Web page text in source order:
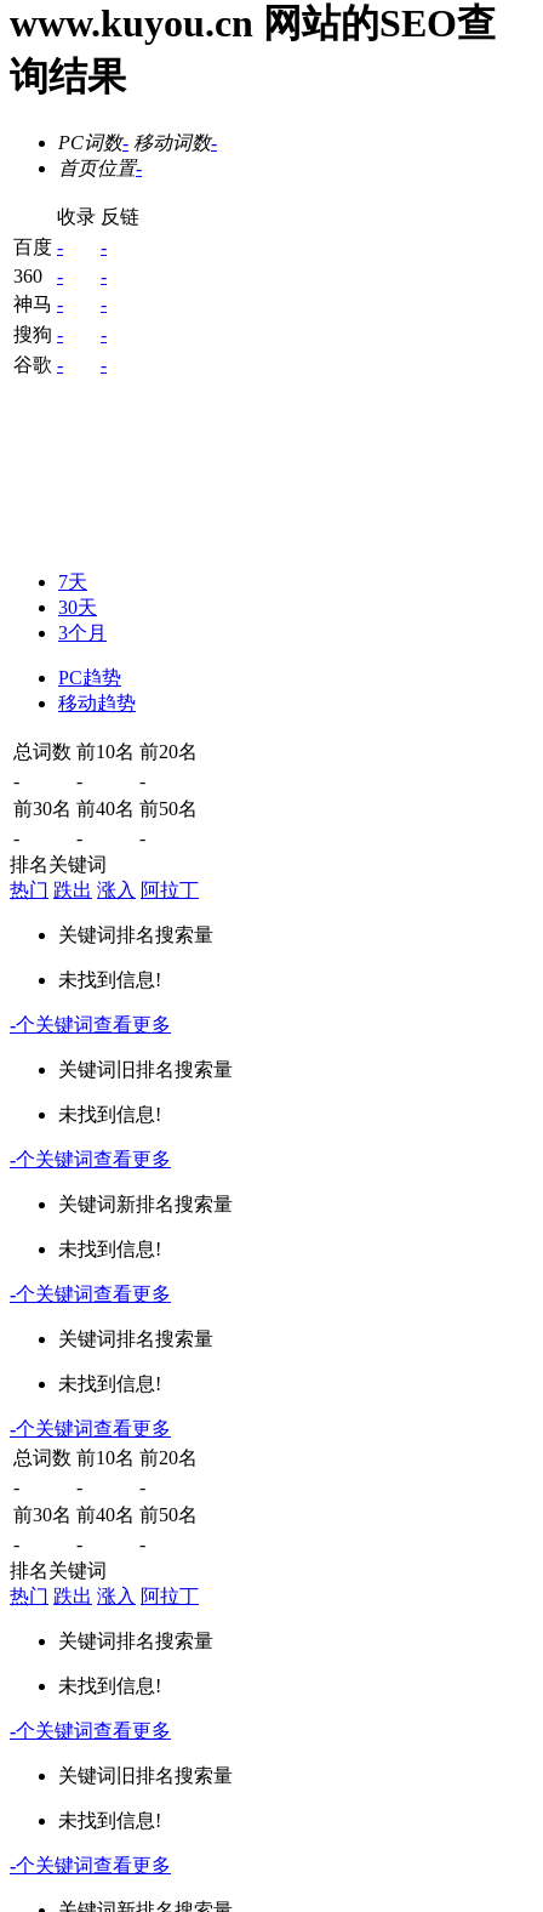
www.kuyou.cn 网站的SEO查
询结果
PC词数- 移动词数-
首页位置-
收录 反链
百度 -
-
360
-
-
神马 -
-
搜狗 -
-
谷歌 - -
7天
30天
3个月
PC趋势
移动趋势
总词数 前10名 前20名
-
-
-
前30名 前40名 前50名
-
-
-
排名关键词
热门 跌出 涨入 阿拉丁
关键词排名搜索量
未找到信息!
-个关键词查看更多
关键词 旧排名搜索量
未找到信息!
-个关键词查看更多
关键词新排名搜索量
未找到信息!
-个关键词查看更多
关键词排名搜索量
未找到信息!
-个关键词查看更多
总词数 前10名 前20名
-
-
-
前30名 前40名 前50名
-
-
-
排名关键词
热门 跌出 涨入 阿拉丁
关键词排名搜索量
未找到信息!
-个关键词查看更多
关键词 旧排名搜索量
未找到信息!
-个关键词查看更多